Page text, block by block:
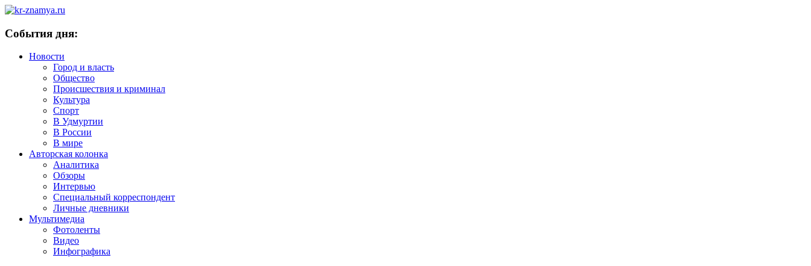
События дня:
Новости
Город и власть
Общество
Происшествия и криминал
Культура
Спорт
В Удмуртии
В России
В мире
Авторская колонка
Аналитика
Обзоры
Интервью
Специальный корреспондент
Личные дневники
Мультимедиа
Фотоленты
Видео
Инфографика